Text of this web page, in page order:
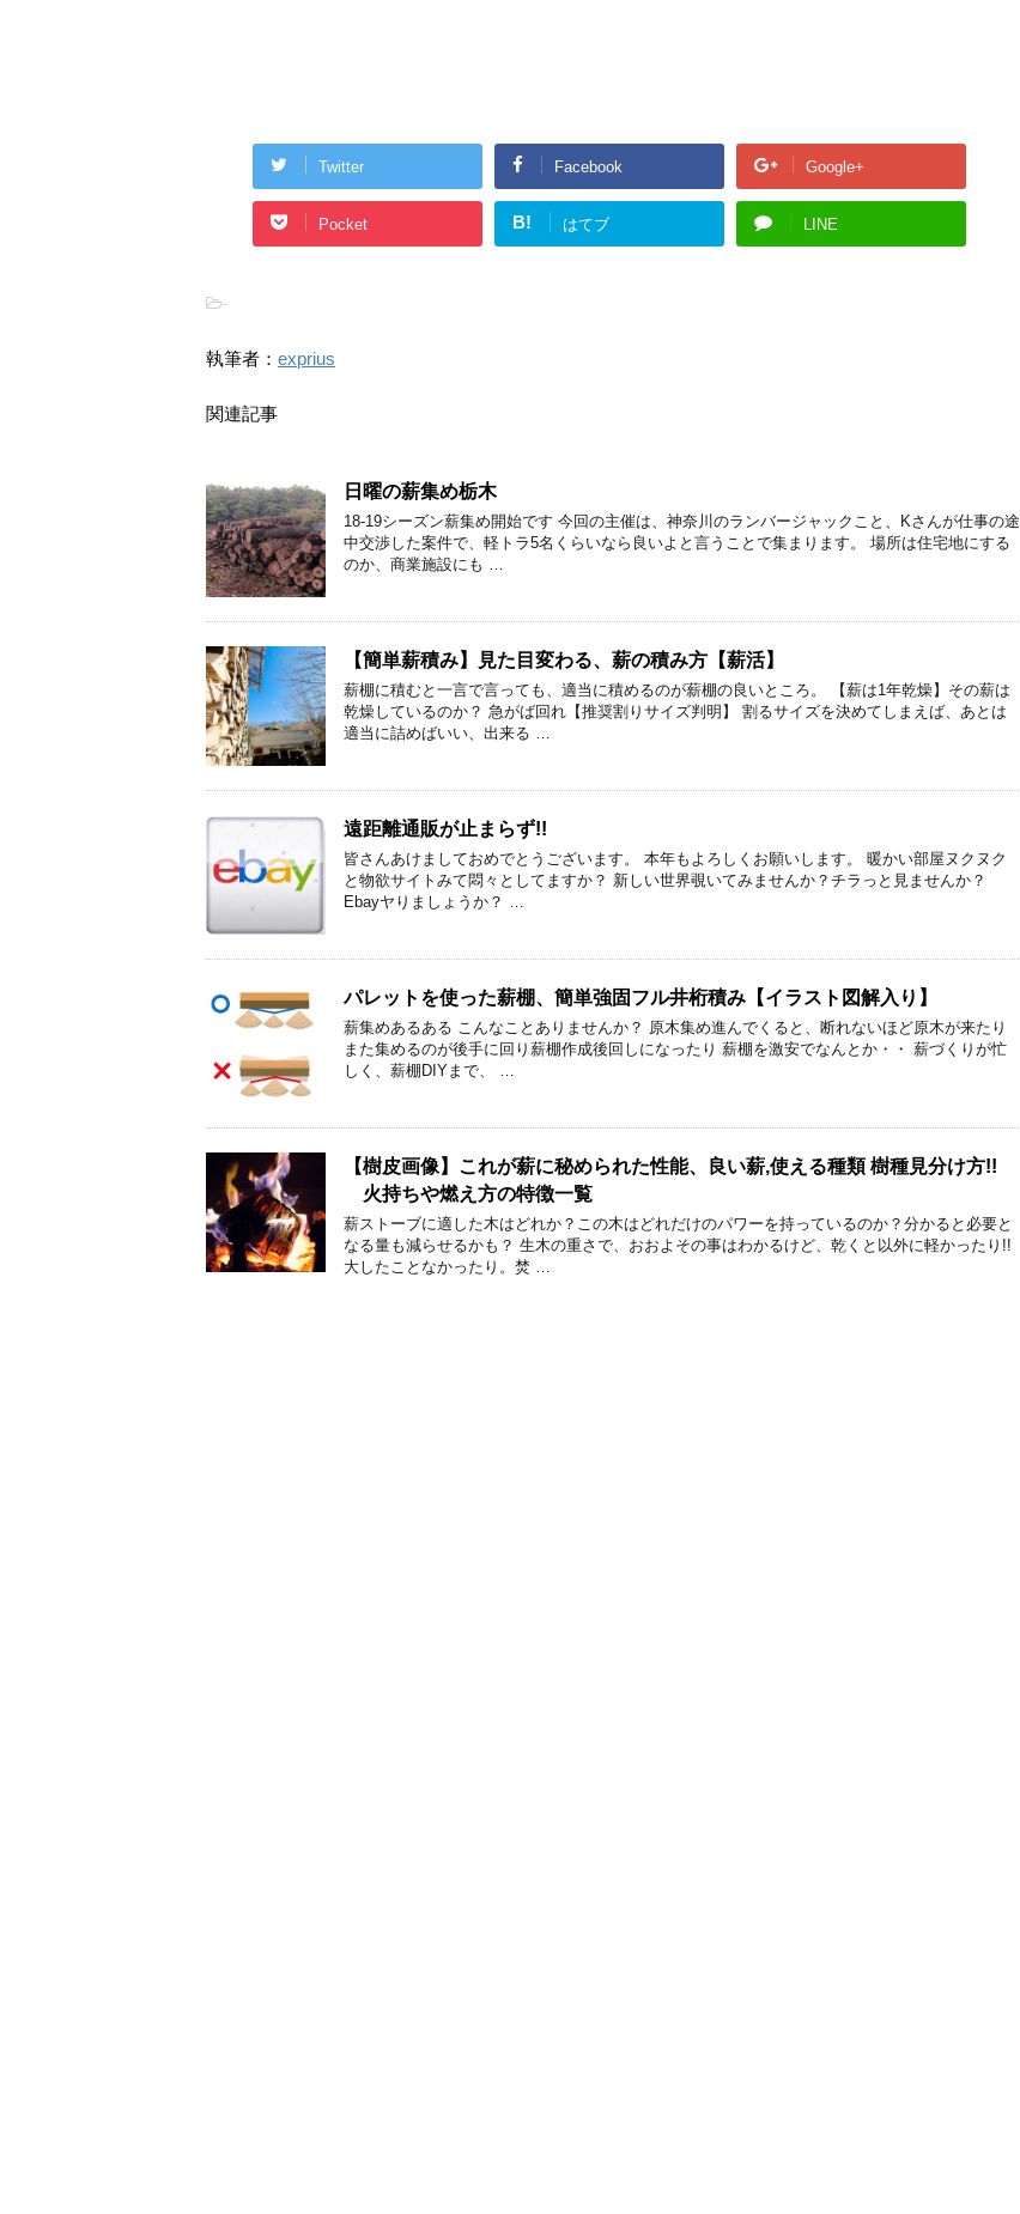
Twitter Facebook Google+
Pocket B! はてブ LINE
-
執筆者： exprius
関連記事
日曜の薪集め栃木
18-19シーズン薪集め開始です 今回の主催は、神奈川のランバージャックこと、Kさんが仕事の途
中交渉した案件で、軽トラ5名くらいなら良いよと言うことで集まります。 場所は住宅地にする
のか、商業施設にも …
【簡単薪積み】見た目変わる、薪の積み方【薪活】
薪棚に積むと一言で言っても、適当に積めるのが薪棚の良いところ。 【薪は1年乾燥】その薪は
乾燥しているのか？ 急がば回れ【推奨割りサイズ判明】 割るサイズを決めてしまえば、あとは
適当に詰めばいい、出来る …
遠距離通販が止まらず!!
皆さんあけましておめでとうございます。 本年もよろしくお願いします。 暖かい部屋ヌクヌク
と物欲サイトみて悶々としてますか？ 新しい世界覗いてみませんか？チラっと見ませんか？
Ebayヤりましょうか？ …
パレットを使った薪棚、簡単強固フル井桁積み【イラスト図解入り】
薪集めあるある こんなことありませんか？ 原木集め進んでくると、断れないほど原木が来たり
また集めるのが後手に回り薪棚作成後回しになったり 薪棚を激安でなんとか・・ 薪づくりが忙
しく、薪棚DIYまで、 …
【樹皮画像】これが薪に秘められた性能、良い薪,使える種類 樹種見分け方!!
火持ちや燃え方の特徴一覧
薪ストーブに適した木はどれか？この木はどれだけのパワーを持っているのか？分かると必要と
なる量も減らせるかも？ 生木の重さで、おおよその事はわかるけど、乾くと以外に軽かったり!!
大したことなかったり。焚 …